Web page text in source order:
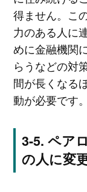
得ません。こ
力のある人に
めに金融機関
らうなどの対
間が長くなる
動が必要です。
ペア
の人に変